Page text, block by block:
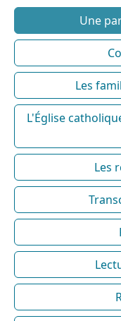
Une
Les
L'Église
Les